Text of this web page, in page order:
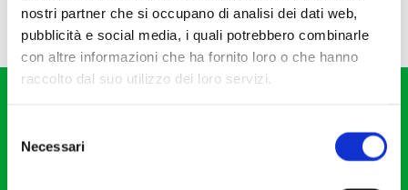
nostri partner che si occupano di analisi dei dati web,
pubblicità e social media, i quali potrebbero combinarle
con altre informazioni che ha fornito loro o che hanno
raccolto dal suo utilizzo dei loro servizi.
delNecessari